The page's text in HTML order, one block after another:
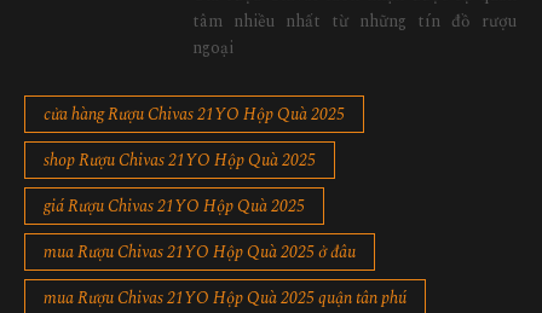
tâm nhiều nhất từ những tín đồ rượu
ngoại
cửa hàng Rượu Chivas 21YO Hộp Quà 2025
shop Rượu Chivas 21YO Hộp Quà 2025
giá Rượu Chivas 21YO Hộp Quà 2025
mua Rượu Chivas 21YO Hộp Quà 2025 ở đâu
mua Rượu Chivas 21YO Hộp Quà 2025 quận tân phú